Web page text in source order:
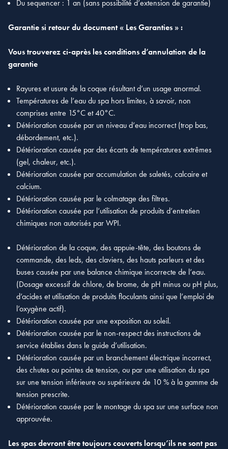
Du sequencer : 1 an (sans possibilité d’extension de garantie)
Garantie si retour du document « Les Garanties » :
Vous trouverez ci-après les conditions d’annulation de la
garantie
Rayures et usure de la coque résultant d’un usage anormal.
Températures de l’eau du spa hors limites, à savoir, non
comprises entre 15°C et 40°C.
Détérioration causée par un niveau d’eau incorrect (trop bas,
débordement, etc.).
Détérioration causée par des écarts de températures extrêmes
(gel, chaleur, etc.).
Détérioration causée par accumulation de saletés, calcaire et
calcium.
Détérioration causée par le colmatage des filtres.
Détérioration causée par l’utilisation de produits d’entretien
chimiques non autorisés par WPI.
Détérioration de la coque, des appuie-tête, des boutons de
commande, des leds, des claviers, des hauts parleurs et des
buses causée par une balance chimique incorrecte de l’eau.
(Dosage excessif de chlore, de brome, de pH minus ou pH plus,
d’acides et utilisation de produits floculants ainsi que l’emploi de
l’oxygène actif).
Détérioration causée par une exposition au soleil.
Détérioration causée par le non-respect des instructions de
service établies dans le guide d’utilisation.
Détérioration causée par un branchement électrique incorrect,
des chutes ou pointes de tension, ou par une utilisation du spa
sur une tension inférieure ou supérieure de 10 % à la gamme de
tension prescrite.
Détérioration causée par le montage du spa sur une surface non
approuvée.
Les spas devront être toujours couverts lorsqu’ils ne sont pas